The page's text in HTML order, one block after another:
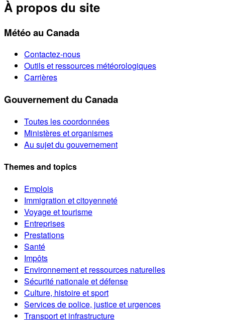
À propos du site
Météo au Canada
Contactez-nous
Outils et ressources météorologiques
Carrières
Gouvernement du Canada
Toutes les coordonnées
Ministères et organismes
Au sujet du gouvernement
Themes and topics
Emplois
Immigration et citoyenneté
Voyage et tourisme
Entreprises
Prestations
Santé
Impôts
Environnement et ressources naturelles
Sécurité nationale et défense
Culture, histoire et sport
Services de police, justice et urgences
Transport et infrastructure